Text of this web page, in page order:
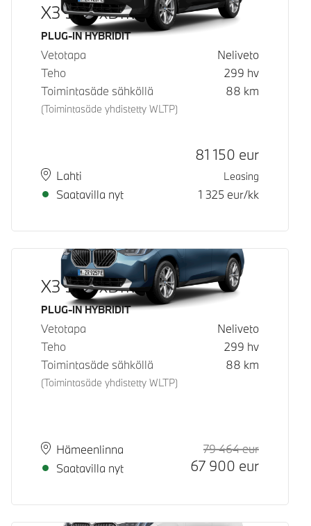
X3 30e xDrive
Käyttövoima
PLUG-IN HYBRIDIT
Vetotapa
Neliveto
Teho
299 hv
Toimintasäde sähköllä
(Toimintasäde yhdistetty WLTP)
88 km
Paikkakunta
Lahti
Toimitusaika
Saatavilla nyt
Hinta
81 150 eur
Leasing
1 325 eur/kk
X3 30e xDrive
Käyttövoima
PLUG-IN HYBRIDIT
Vetotapa
Neliveto
Teho
299 hv
Toimintasäde sähköllä
(Toimintasäde yhdistetty WLTP)
88 km
Paikkakunta
Hämeenlinna
Toimitusaika
Saatavilla nyt
79 464eurHinta
67 900 eur